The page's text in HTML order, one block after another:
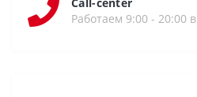
Работаем 9:00 - 20:00